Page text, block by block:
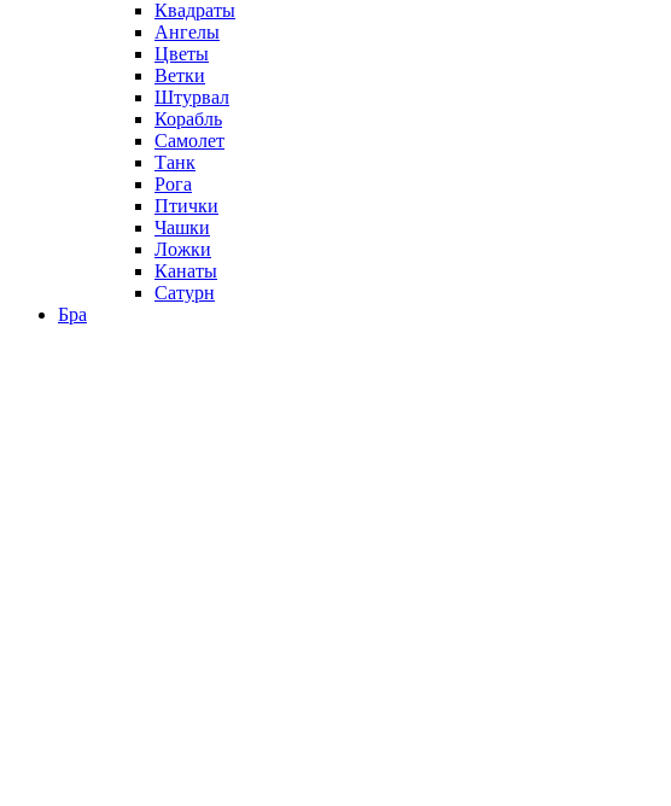
Квадраты
Ангелы
Цветы
Ветки
Штурвал
Корабль
Самолет
Танк
Рога
Птички
Чашки
Ложки
Канаты
Сатурн
Бра